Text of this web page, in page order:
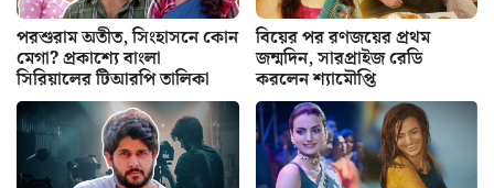
পরশুরাম অতীত, সিংহাসনে কোন
মেগা? প্রকাশ্যে বাংলা
সিরিয়ালের টিআরপি তালিকা
বিয়ের পর রণজয়ের প্রথম
জন্মদিন, সারপ্রাইজ রেডি
করলেন শ্যামৌপ্তি